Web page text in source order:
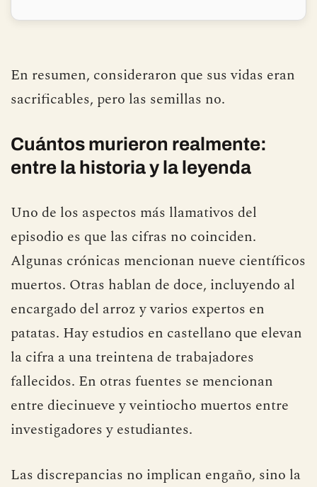
En resumen, consideraron que sus vidas eran
sacrificables, pero las semillas no.
Cuántos murieron realmente:
entre la historia y la leyenda
Uno de los aspectos más llamativos del
episodio es que las cifras no coinciden.
Algunas crónicas mencionan nueve científicos
muertos. Otras hablan de doce, incluyendo al
encargado del arroz y varios expertos en
patatas. Hay estudios en castellano que elevan
la cifra a una treintena de trabajadores
fallecidos. En otras fuentes se mencionan
entre diecinueve y veintiocho muertos entre
investigadores y estudiantes.
Las discrepancias no implican engaño, sino la